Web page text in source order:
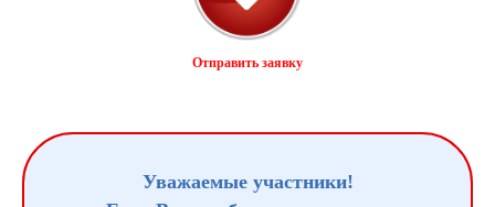
Отправить заявку
Уважаемые участники!